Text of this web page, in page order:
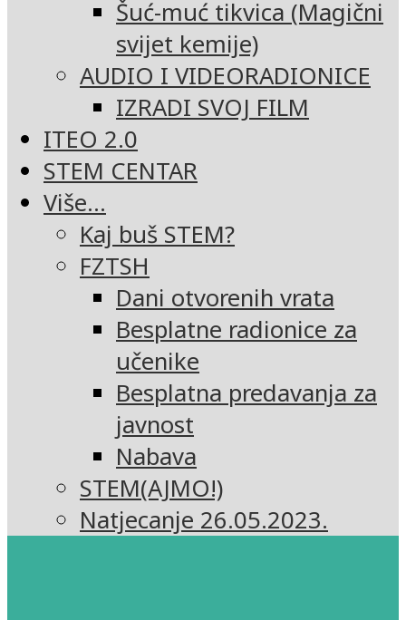
Šuć-muć tikvica (Magični
svijet kemije)
AUDIO I VIDEORADIONICE
IZRADI SVOJ FILM
ITEO 2.0
STEM CENTAR
Više…
Kaj buš STEM?
FZTSH
Dani otvorenih vrata
Besplatne radionice za
učenike
Besplatna predavanja za
javnost
Nabava
STEM(AJMO!)
Natjecanje 26.05.2023.